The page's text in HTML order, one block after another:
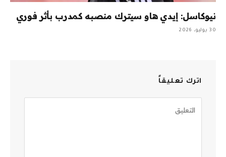
نيوكاسل: إيدي هاو سيترك منصبه كمدرب بأثر فوري
30 يوليو، 2026
اترك تعليقاً